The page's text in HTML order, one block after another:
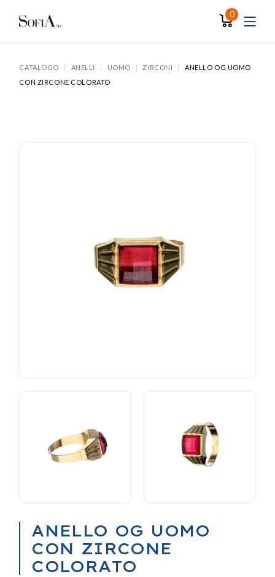
0
CATALOGO ANELLI UOMO ZIRCONI
ANELLO OG UOMO
CON ZIRCONE COLORATO
ANELLO OG UOMO
CON ZIRCONE
COLORATO